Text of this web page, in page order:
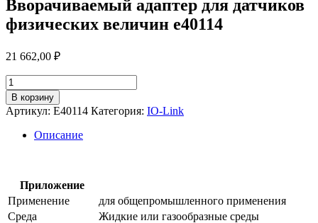
Вворачиваемый адаптер для датчиков
физических величин e40114
21 662,00 ₽
Количество
товара
Вворачиваемый
адаптер
датчиков
e40114
В корзину
Артикул: E40114 Категория: IO-Link
Описание
Приложение
Применение
для общепромышленного применения
Среда
Жидкие или газообразные среды